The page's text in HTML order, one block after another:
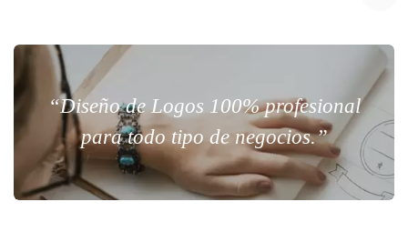
“Diseño de Logos 100% profesional
para todo tipo de negocios.”